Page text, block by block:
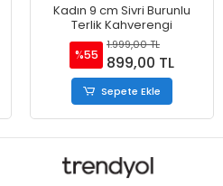
Kadın 9 cm Sivri Burunlu
Terlik Kahverengi
%55
1.999,00 TL
899,00 TL
Sepete Ekle